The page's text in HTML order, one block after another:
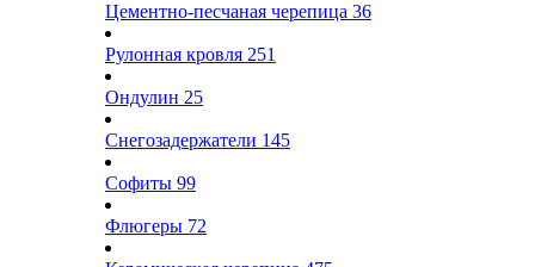
Цементно-песчаная черепица 36
Рулонная кровля 251
Ондулин 25
Снегозадержатели 145
Софиты 99
Флюгеры 72